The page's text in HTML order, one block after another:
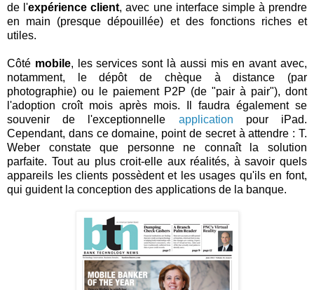
de l'expérience client, avec une interface simple à prendre
en main (presque dépouillée) et des fonctions riches et
utiles.
Côté mobile, les services sont là aussi mis en avant avec,
notamment, le dépôt de chèque à distance (par
photographie) ou le paiement P2P (de "pair à pair"), dont
l'adoption croît mois après mois. Il faudra également se
souvenir de l'exceptionnelle application pour iPad.
Cependant, dans ce domaine, point de secret à attendre : T.
Weber constate que personne ne connaît la solution
parfaite. Tout au plus croit-elle aux réalités, à savoir quels
appareils les clients possèdent et les usages qu'ils en font,
qui guident la conception des applications de la banque.